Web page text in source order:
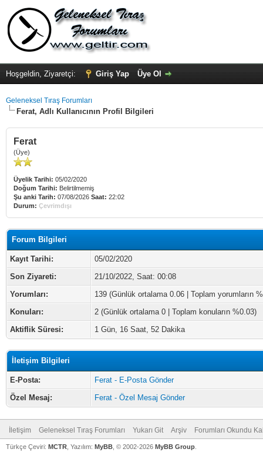
Hoşgeldin, Ziyaretçi: Giriş Yap Üye Ol
Geleneksel Tıraş Forumları
Ferat, Adlı Kullanıcının Profil Bilgileri
Ferat
(Üye)
Üyelik Tarihi: 05/02/2020
Doğum Tarihi: Belirtilmemiş
Şu anki Tarih: 07/08/2026 Saat: 22:02
Durum: Çevrimdışı
Forum Bilgileri
Kayıt Tarihi:
05/02/2020
Son Ziyareti:
21/10/2022, Saat: 00:08
Yorumları:
139 (Günlük ortalama 0.06 | Toplam yorumların
Konuları:
2 (Günlük ortalama 0 | Toplam konuların %0.03)
Aktiflik Süresi:
1 Gün, 16 Saat, 52 Dakika
İletişim Bilgileri
E-Posta:
Ferat - E-Posta Gönder
Özel Mesaj:
Ferat - Özel Mesaj Gönder
İletişim Geleneksel Tıraş Forumları Yukarı Git Arşiv Forumları Okundu
Türkçe Çeviri: MCTR , Yazılım: MyBB , © 2002-2026 MyBB Group